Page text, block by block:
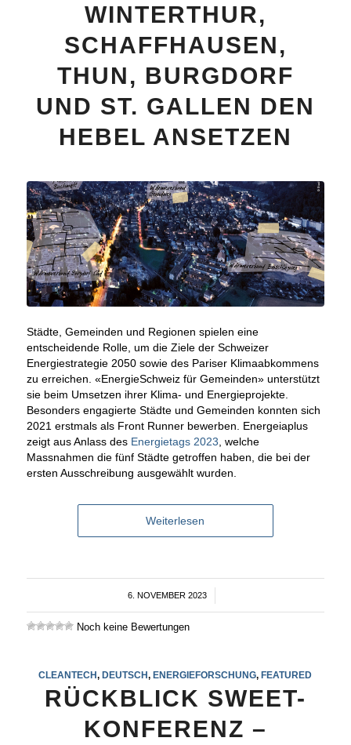
WINTERTHUR,
SCHAFFHAUSEN,
THUN, BURGDORF
UND ST. GALLEN DEN
HEBEL ANSETZEN
Städte, Gemeinden und Regionen spielen eine
entscheidende Rolle, um die Ziele der Schweizer
Energiestrategie 2050 sowie des Pariser Klimaabkommens
zu erreichen. «EnergieSchweiz für Gemeinden» unterstützt
sie beim Umsetzen ihrer Klima- und Energieprojekte.
Besonders engagierte Städte und Gemeinden konnten sich
2021 erstmals als Front Runner bewerben. Energeiaplus
zeigt aus Anlass des Energietags 2023 , welche
Massnahmen die fünf Städte getroffen haben, die bei der
ersten Ausschreibung ausgewählt wurden.
Weiterlesen
6. NOVEMBER 2023
/
Noch keine Bewertungen
CLEANTECH,DEUTSCH,ENERGIEFORSCHUNG,FEATURED
RÜCKBLICK SWEET-
KONFERENZ –